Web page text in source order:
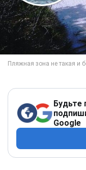
Будьте
Google